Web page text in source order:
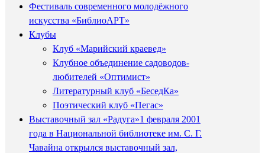
Фестиваль современного молодёжного
искусства «БиблиоАРТ»
Клубы
Клуб «Марийский краевед»
Клубное объединение садоводов-
любителей «Оптимист»
Литературный клуб «БеседКа»
Поэтический клуб «Пегас»
Выставочный зал «Радуга»1 февраля 2001
года в Национальной библиотеке им. С. Г.
Чавайна открылся выставочный зал,